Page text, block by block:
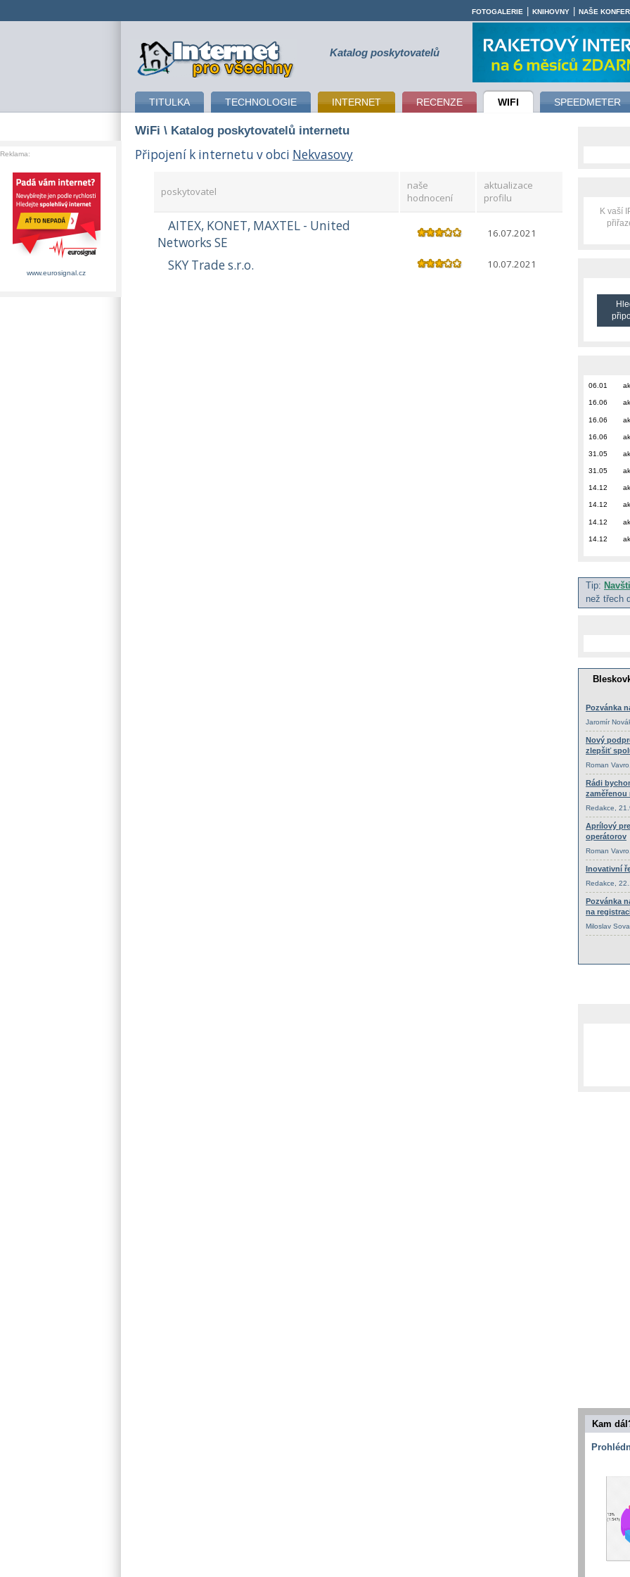
připojení k internetu Katalog poskytovatelů
TITULKA TECHNOLOGIE INTERNET RECENZE WIFI SPEEDMETER
FOTOGALERIE KNIHOVNY NAŠE
WiFi \ Katalog poskytovatelů internetu
Připojení k internetu v obci Nekvasovy
poskytovatel
naše
hodnocení
aktualizace
profilu
AITEX, KONET, MAXTEL - United
Networks SE
16.07.2021
SKY Trade s.r.o. 10.07.2021
K vaší
06.01
16.06
16.06
16.06
31.05
31.05
14.12
14.12
14.12
14.12
Tip:
než třech
Kam
Reklama:
www.eurosignal.cz